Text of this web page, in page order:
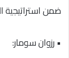
ضمن استراتيجية
• رزوان سومار: